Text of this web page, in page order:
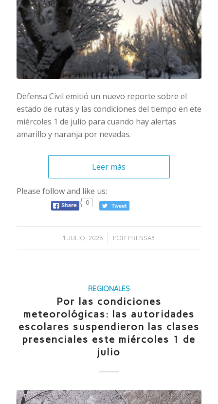
Defensa Civil emitió un nuevo reporte sobre el
estado de rutas y las condiciones del tiempo en ete
miércoles 1 de julio para cuando hay alertas
amarillo y naranja por nevadas.
Leer más
Please follow and like us:
0
1 JULIO, 2026
/ POR PRENSA3
REGIONALES
Por las condiciones
meteorológicas: las autoridades
escolares suspendieron las clases
presenciales este miércoles 1 de
julio